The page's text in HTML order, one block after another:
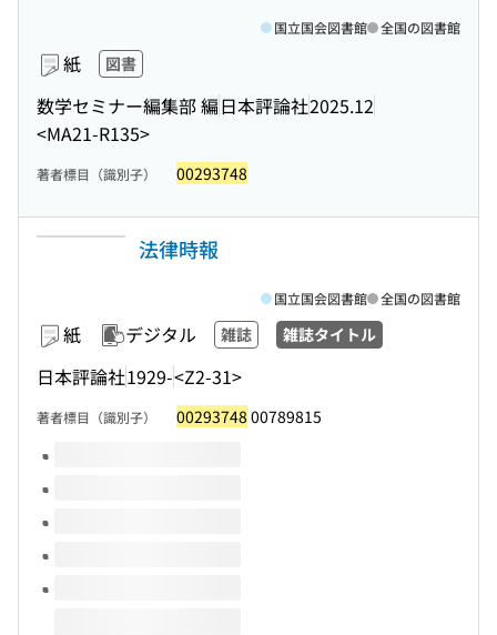
紙 図書
数学セミナー編集部 編日本評論社2025.12
<MA21-R135>
国立国会図書館 全国の図書館
著者標目（識別子） 00293748
法律時報
紙 デジタル 雑誌 雑誌タイトル
日本評論社1929-<Z2-31>
国立国会図書館 全国の図書館
著者標目（識別子） 00293748 00789815
このタイトルの巻号